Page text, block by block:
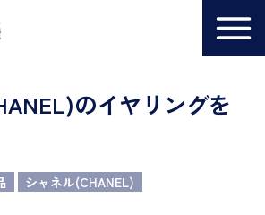
のイヤリングを
シャネル(CHANEL)